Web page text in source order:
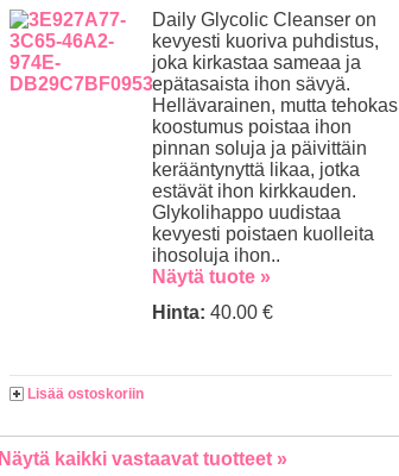
Daily Glycolic Cleanser on
kevyesti kuoriva puhdistus,
joka kirkastaa sameaa ja
epätasaista ihon sävyä.
Hellävarainen, mutta tehokas
koostumus poistaa ihon
pinnan soluja ja päivittäin
kerääntynyttä likaa, jotka
estävät ihon kirkkauden.
Glykolihappo uudistaa
kevyesti poistaen kuolleita
ihosoluja ihon..
Näytä tuote »
Hinta: 40.00 €
Lisää ostoskoriin
Näytä kaikki vastaavat tuotteet »